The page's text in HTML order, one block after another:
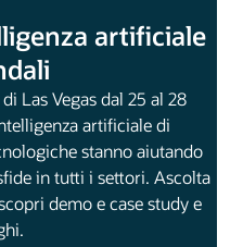
artificiale
Las Vegas dal 25 al 28
artificiale di
stanno aiutando
in tutti i settori. Ascolta
demo e case study e